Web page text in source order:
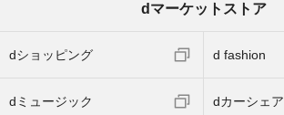
dマーケットストア
dショッピング d fashion
dミュージック dカーシェア